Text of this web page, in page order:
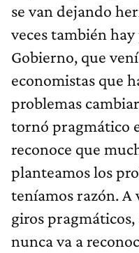
se van dejando
veces también
Gobierno, que
economistas que
problemas
tornó pragmático
reconoce que
planteamos los
teníamos razón. A
giros
nunca va a